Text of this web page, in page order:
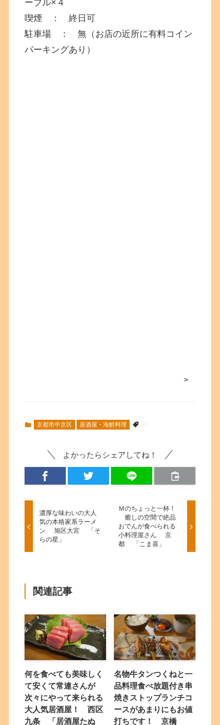
ーブル×４
喫煙 ： 終日可
駐車場 ： 無（お店の近所に有料コイン
パーキングあり）
>
京都市中京区 居酒屋・海鮮料理
よかったらシェアしてね！
濃厚な味わいの大人
気の本格家系ラーメ
ン 旭区大宮 「そ
らの星」
Ｍのちょっと一杯！
癒しの空間で絶品
おでんが食べられる
小料理屋さん 京
都 「こま喜」
関連記事
何を食べても美味しく
て安くて常連さんが
次々にやって来られる
大人気居酒屋！ 西区
九条 「居酒屋たぬ
名物牛タンつくねと一
品料理食べ放題付き串
焼きストップランチコ
ースがあまりにもお値
打ちです！ 京橋